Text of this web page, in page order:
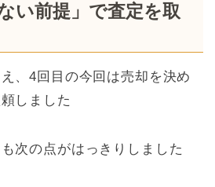
い前提」で査定を取
、4回目の今回は売却を決め
しました
次の点がはっきりしました